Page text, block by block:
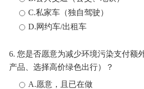
C.私家车（独自驾驶）
D.网约车/出租车
6. 您是否愿意为减少环境污染支付额
产品、选择高价绿色出行）？
A.愿意，且已在做